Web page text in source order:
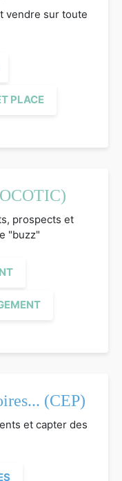
vendre sur toute
PLACE
prospects et
"buzz"
(CEP)
et capter des